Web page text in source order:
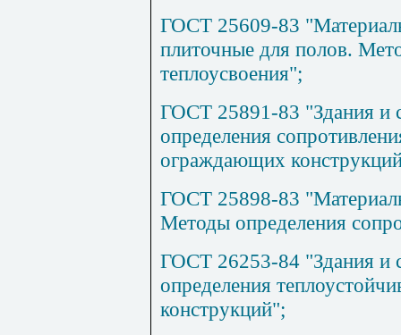
ГОСТ 25609-83
плиточные для полов.
теплоусвоения";
ГОСТ 25891-83 "Здания и
определения
ограждающих
ГОСТ 25898-83
Методы определения
ГОСТ 26253-84 "Здания и
определения
конструкций";